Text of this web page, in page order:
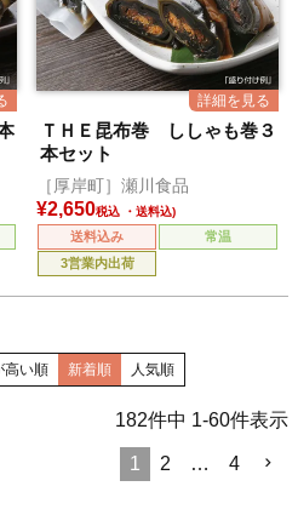
ＴＨＥ昆布巻 ししゃも巻３
本セット
［厚岸町］瀬川食品
¥2,650税込
送料込み
常温
3営業内出荷
高い順 新着順 人気順
182件中 1-60件表示
1 2 … 4